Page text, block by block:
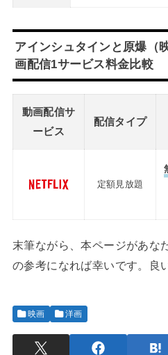
アインシュタインと原爆（
画配信1サービス料金比較
動画配信サ
ービス
配信タイプ
定額見放題
末筆ながら、本ページがあな
の参考になれば幸いです。良
映画 洋画